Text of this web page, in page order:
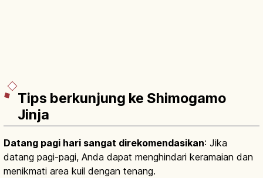
Tips berkunjung ke Shimogamo
Jinja
Datang pagi hari sangat direkomendasikan: Jika
datang pagi-pagi, Anda dapat menghindari keramaian dan
menikmati area kuil dengan tenang.